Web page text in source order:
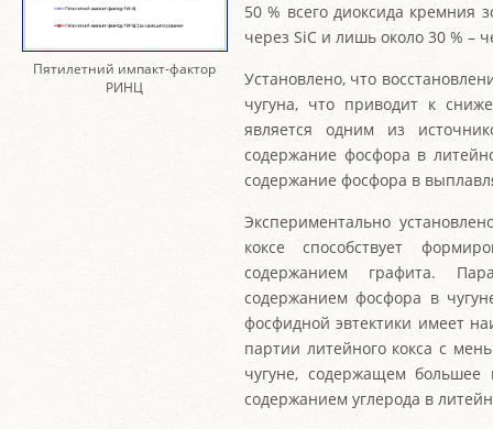
Пятилетний импакт-фактор
РИНЦ
50 % всего диоксида кремния
через SiC и лишь около 30 % –
Установлено, что
чугуна, что приводит к
является одним из
содержание фосфора в
содержание фосфора в
Экспериментально
коксе способствует
содержанием графита.
содержанием фосфора в
фосфидной эвтектики имеет
партии литейного кокса с
чугуне, содержащем большее
содержанием углерода в